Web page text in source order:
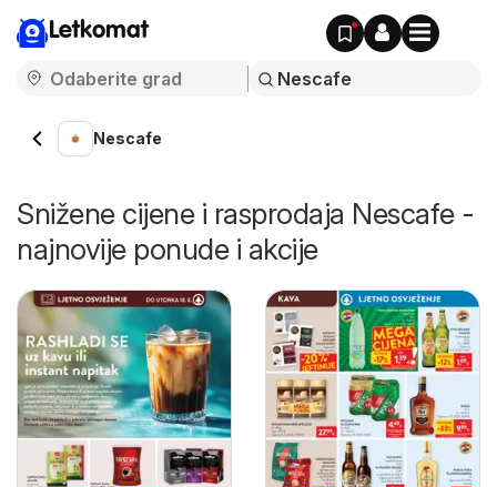
Letkomat
Nescafe
Snižene cijene i rasprodaja Nescafe -
najnovije ponude i akcije